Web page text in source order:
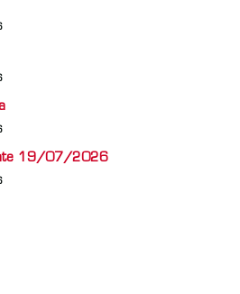
19/07/2026